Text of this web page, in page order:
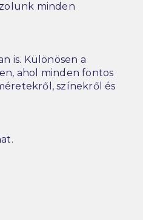
minden
is. Különösen a
ahol minden fontos
színekről és